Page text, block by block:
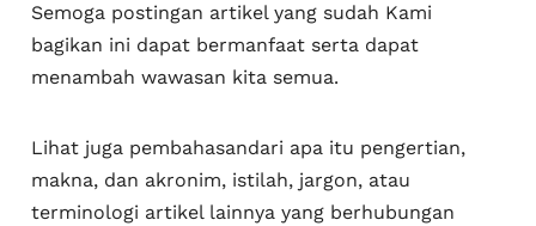
Semoga postingan artikel yang sudah Kami
bagikan ini dapat bermanfaat serta dapat
menambah wawasan kita semua.
Lihat juga pembahasandari apa itu pengertian,
makna, dan akronim, istilah, jargon, atau
terminologi artikel lainnya yang berhubungan